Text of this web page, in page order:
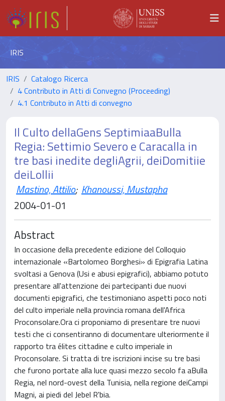
IRIS
IRIS
Catalogo Ricerca
4 Contributo in Atti di Convegno (Proceeding)
4.1 Contributo in Atti di convegno
Il Culto dellaGens SeptimiaaBulla
Regia: Settimio Severo e Caracalla in
tre basi inedite degliAgrii, deiDomitiie
deiLollii
Mastino, Attilio; Khanoussi, Mustapha
2004-01-01
Abstract
In occasione della precedente edizione del Colloquio
internazionale «Bartolomeo Borghesi» di Epigrafia Latina
svoltasi a Genova (Usi e abusi epigrafici), abbiamo potuto
presentare all'attenzione dei partecipanti due nuovi
documenti epigrafici, che testimoniano aspetti poco noti
del culto imperiale nella provincia romana dell'Africa
Proconsolare.Ora ci proponiamo di presentare tre nuovi
testi che ci consentiranno di documentare ulteriormente il
rapporto tra élites cittadine e culto imperiale in
Proconsolare. Si tratta di tre iscrizioni incise su tre basi
che furono portate alla luce quasi mezzo secolo fa aBulla
Regia, nel nord-ovest della Tunisia, nella regione deiCampi
Magni, ai piedi del Jebel R'bia.